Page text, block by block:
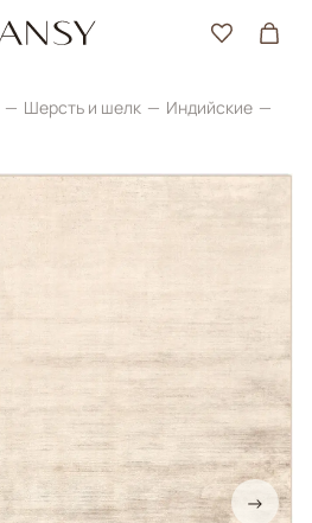
Шерсть и шелк
Индийские
→